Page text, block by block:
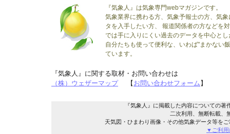
『気象人』は気象専門webマガジンです。
気象業界に携わる方、気象予報士の方、気
タを入手したい方、 報道関係者の方などを
では手に入りにくい過去のデータを中心と
自分たちも使って便利な、いわば"まかない
ています。
『気象人』に関する取材・お問い合わせは
（株）ウェザーマップ【 お問い合わせフォーム 】
『気象人』に掲載した内容についての
二次利用、無断転載、
天気図・ひまわり画像・その他気象データ等を
▼ご利用